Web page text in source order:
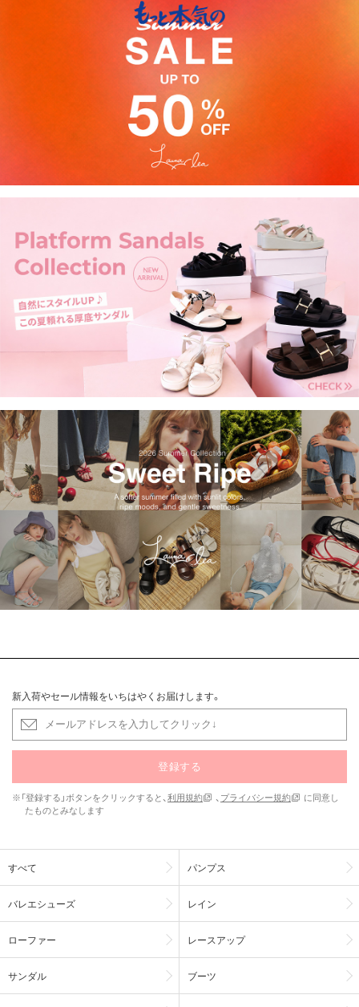
新入荷やセール情報をいちはやくお届けします。
登録する
※「登録する」ボタンをクリックすると、利用規約 、 プライバシー規約
に同意し
たものとみなします
すべて パンプス
バレエシューズ レイン
ローファー レースアップ
サンダル ブーツ